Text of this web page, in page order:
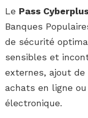
Le Pass
Banques
de sécurité
sensibles et
externes, ajout de
achats en ligne
électronique.